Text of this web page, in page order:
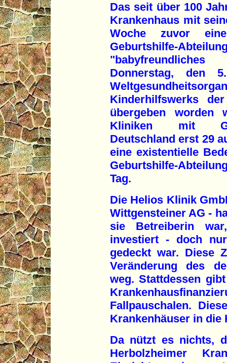
Das seit über 100
Krankenhaus mit
Woche zuvor
Geburtshilfe-
Donnerstag, den
Kinderhilfswerks
übergeben worden
Kliniken mit
Deutschland erst 29
eine existentielle
Geburtshilfe-
Tag.
Die Helios Klinik
Wittgensteiner AG -
sie Betreiberin
investiert - doch
gedeckt war. Diese
Veränderung des
weg. Stattdessen
Fallpauschalen.
Krankenhäuser in die
Da nützt es nichts,
Herbolzheimer